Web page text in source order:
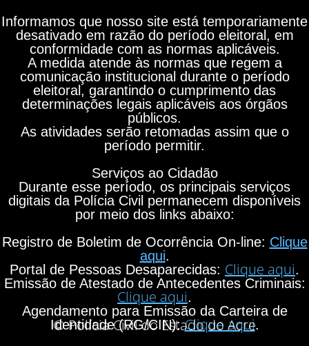
Informamos que nosso site está temporariamente
desativado em razão do período eleitoral, em
conformidade com as normas aplicáveis.
A medida atende às normas que regem a
comunicação institucional durante o período
eleitoral, garantindo o cumprimento das
determinações legais aplicáveis aos órgãos
públicos.
As atividades serão retomadas assim que o
período permitir.
Serviços ao Cidadão
Durante esse período, os principais serviços
digitais da Polícia Civil permanecem disponíveis
por meio dos links abaixo:
Registro de Boletim de Ocorrência On-line: Clique
aqui.
Portal de Pessoas Desaparecidas: Clique aqui.
Emissão de Atestado de Antecedentes Criminais:
Clique aqui.
Agendamento para Emissão da Carteira de
Identidade (RG/CIN):Clique aqui.
© Polícia Civil do Estado do Acre